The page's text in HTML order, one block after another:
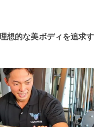
想的な美ボディを追求す